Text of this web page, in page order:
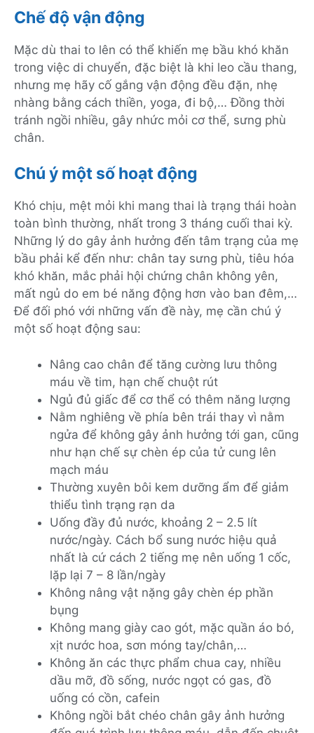
Chế độ vận động
Mặc dù thai to lên có thể khiến mẹ bầu khó khăn
trong việc di chuyển, đặc biệt là khi leo cầu thang,
nhưng mẹ hãy cố gắng vận động đều đặn, nhẹ
nhàng bằng cách thiền, yoga, đi bộ,… Đồng thời
tránh ngồi nhiều, gây nhức mỏi cơ thể, sưng phù
chân.
Chú ý một số hoạt động
Khó chịu, mệt mỏi khi mang thai là trạng thái hoàn
toàn bình thường, nhất trong 3 tháng cuối thai kỳ.
Những lý do gây ảnh hưởng đến tâm trạng của mẹ
bầu phải kể đến như: chân tay sưng phù, tiêu hóa
khó khăn, mắc phải hội chứng chân không yên,
mất ngủ do em bé năng động hơn vào ban đêm,…
Để đối phó với những vấn đề này, mẹ cần chú ý
một số hoạt động sau:
Nâng cao chân để tăng cường lưu thông
máu về tim, hạn chế chuột rút
Ngủ đủ giấc để cơ thể có thêm năng lượng
Nằm nghiêng về phía bên trái thay vì nằm
ngửa để không gây ảnh hưởng tới gan, cũng
như hạn chế sự chèn ép của tử cung lên
mạch máu
Thường xuyên bôi kem dưỡng ẩm để giảm
thiểu tình trạng rạn da
Uống đầy đủ nước, khoảng 2 – 2.5 lít
nước/ngày. Cách bổ sung nước hiệu quả
nhất là cứ cách 2 tiếng mẹ nên uống 1 cốc,
lặp lại 7 – 8 lần/ngày
Không nâng vật nặng gây chèn ép phần
bụng
Không mang giày cao gót, mặc quần áo bó,
xịt nước hoa, sơn móng tay/chân,…
Không ăn các thực phẩm chua cay, nhiều
dầu mỡ, đồ sống, nước ngọt có gas, đồ
uống có cồn, cafein
Không ngồi bắt chéo chân gây ảnh hưởng